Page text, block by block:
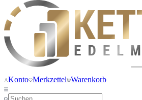
Konto Merkzettel Warenkorb